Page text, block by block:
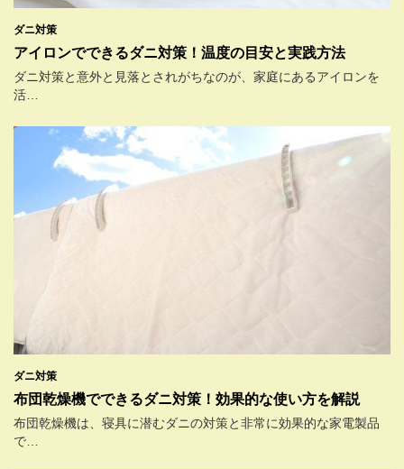
ダニ対策
アイロンでできるダニ対策！温度の目安と実践方法
ダニ対策と意外と見落とされがちなのが、家庭にあるアイロンを
活…
ダニ対策
布団乾燥機でできるダニ対策！効果的な使い方を解説
布団乾燥機は、寝具に潜むダニの対策と非常に効果的な家電製品
で…